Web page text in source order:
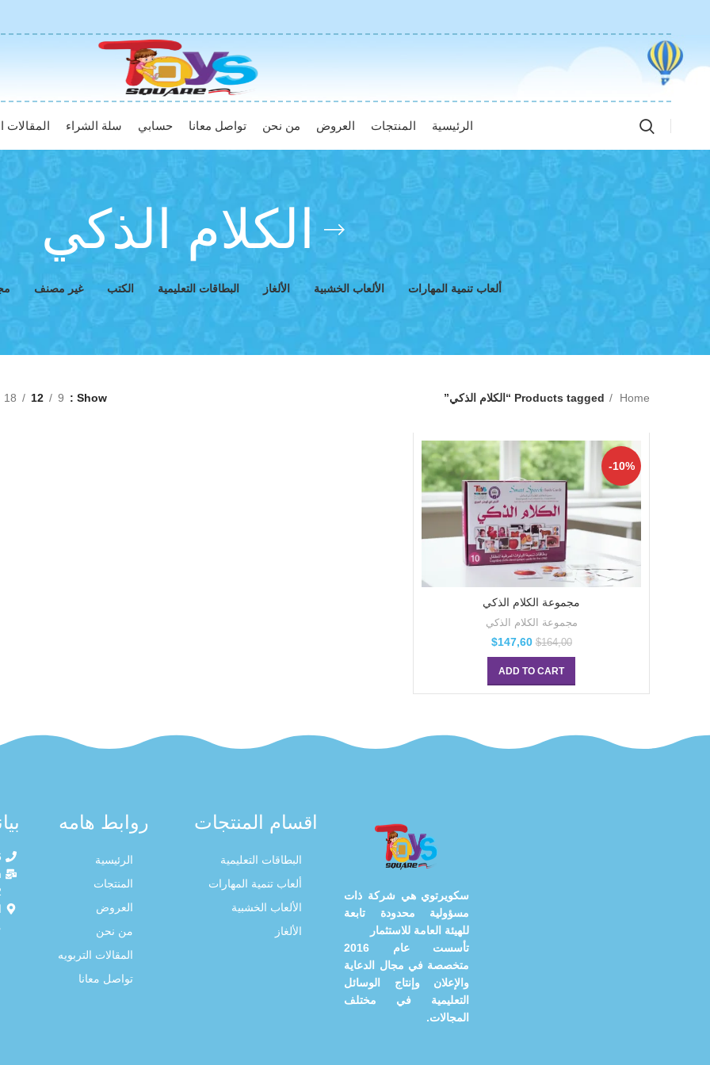
الرئيسية المنتجات العروض من نحن تواصل معانا حسابي سلة الشراء المقالات
الكلام الذكي
ألعاب تنمية المهارات الألعاب الخشبية الألغاز البطاقات التعليمية الكتب غير مصنف
Home Products tagged “الكلام الذكي” Show
9
12
18
-10%
مجموعة الكلام الذكي
مجموعة الكلام الذكي
$164,00
$147,60
ADD TO CART
سكويرتوي هي شركة ذات
مسؤولية محدودة تابعة
للهيئة العامة للاستثمار
تأسست عام 2016
متخصصة في مجال الدعاية
والإعلان وإنتاج الوسائل
التعليمية في مختلف
المجالات.
اقسام المنتجات
البطاقات التعليمية
ألعاب تنمية المهارات
الألعاب الخشبية
الألغاز
روابط هامه
الرئيسية
المنتجات
العروض
من نحن
المقالات التربويه
تواصل معانا